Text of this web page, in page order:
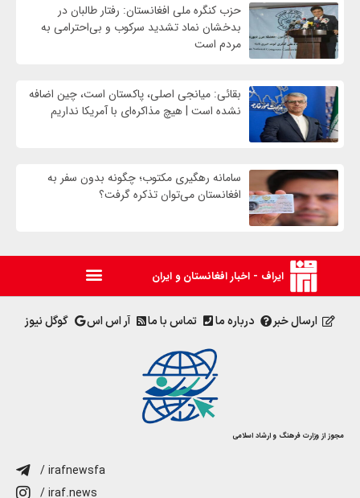
حزب کنگره ملی افغانستان: رفتار طالبان در
بدخشان نماد تشدید سرکوب و بی‌احترامی به
مردم است
بقائی: میانجی اصلی، پاکستان است، چین اضافه
نشده است | هیچ مذاکره‌ای با آمریکا نداریم
سامانه رهگیری مکتوب؛ چگونه بدون سفر به
افغانستان می‌توان تذکره گرفت؟
ایراف - اخبار افغانستان و ایران
ارسال خبر درباره ما تماس با ما آر اس اس گوگل نیوز
مجوز از وزارت فرهنگ و ارشاد اسلامی
/ irafnewsfa
/ iraf.news